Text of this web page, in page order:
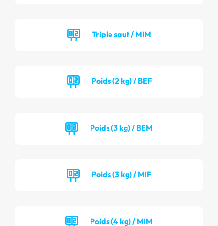
Triple saut / MIM
Poids (2 kg) / BEF
Poids (3 kg) / BEM
Poids (3 kg) / MIF
Poids (4 kg) / MIM